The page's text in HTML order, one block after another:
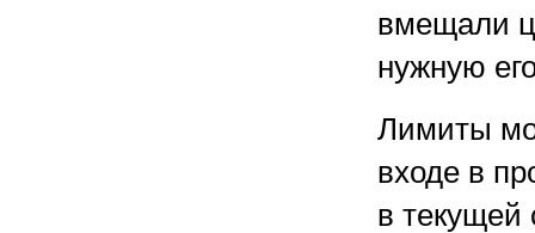
вмещали
нужную
Лимиты
входе в
в текущей